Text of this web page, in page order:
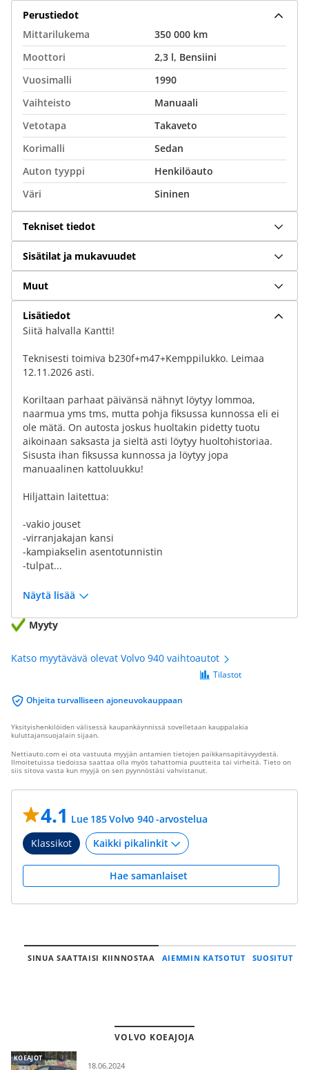
Perustiedot
Mittarilukema
350 000 km
Moottori
2,3 l, Bensiini
Vuosimalli
1990
Vaihteisto
Manuaali
Vetotapa
Takaveto
Korimalli
Sedan
Auton tyyppi
Henkilöauto
Väri
Sininen
Tekniset tiedot
Sisätilat ja mukavuudet
Muut
Lisätiedot
Siitä halvalla Kantti!
Teknisesti toimiva b230f+m47+Kemppilukko. Leimaa
12.11.2026 asti.
Koriltaan parhaat päivänsä nähnyt löytyy lommoa,
naarmua yms tms, mutta pohja fiksussa kunnossa eli ei
ole mätä. On autosta joskus huoltakin pidetty tuotu
aikoinaan saksasta ja sieltä asti löytyy huoltohistoriaa.
Sisusta ihan fiksussa kunnossa ja löytyy jopa
manuaalinen kattoluukku!
Hiljattain laitettua:
-vakio jouset
-virranjakajan kansi
-kampiakselin asentotunnistin
-tulpat...
Näytä lisää
Myyty
Katso myytävävä olevat Volvo 940 vaihtoautot
Ohjeita turvalliseen ajoneuvokauppaan
Tilastot
Yksityishenkilöiden välisessä kaupankäynnissä sovelletaan kauppalakia
kuluttajansuojalain sijaan.
Nettiauto.com ei ota vastuuta myyjän antamien tietojen paikkansapitävyydestä.
Ilmoitetuissa tiedoissa saattaa olla myös tahattomia puutteita tai virheitä. Tieto on
siis sitova vasta kun myyjä on sen pyynnöstäsi vahvistanut.
4.1 Lue 185 Volvo 940 -arvostelua
Klassikot
Hae samanlaiset
SINUA SAATTAISI KIINNOSTAA AIEMMIN KATSOTUT SUOSITUT
VOLVO KOEAJOJA
KOEAJOT
18.06.2024